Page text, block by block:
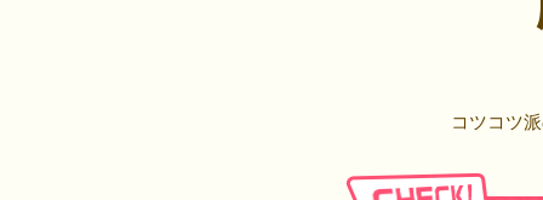
コツコツ